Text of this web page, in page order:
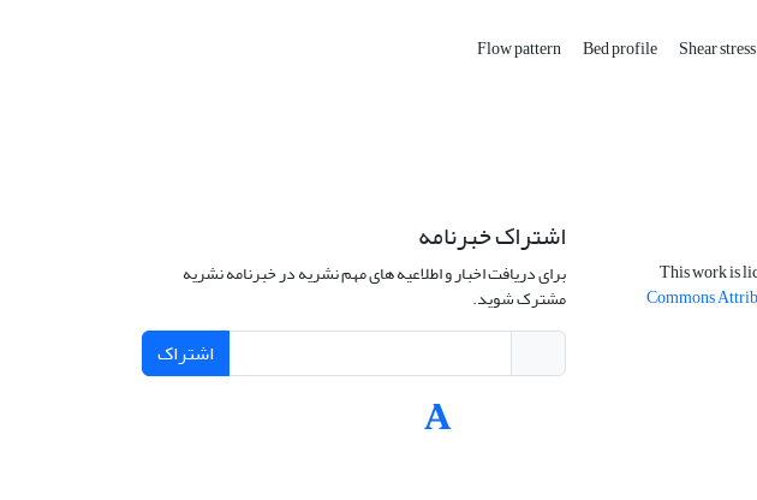
Flow pattern Bed profile Shear stress
This work is
Commons
اشتراک خبرنامه
برای دریافت اخبار و اطلاعیه های مهم نشریه در خبرنامه نشریه
مشترک شوید.
اشتراک